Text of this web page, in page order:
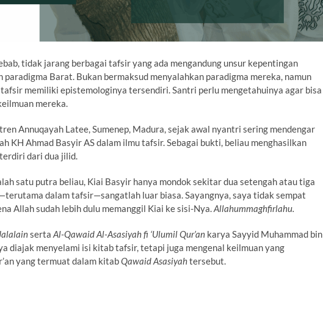
tidak jarang berbagai tafsir yang ada mengandung unsur kepentingan
Barat. Bukan bermaksud menyalahkan paradigma mereka, namun
memiliki epistemologinya tersendiri. Santri perlu mengetahuinya agar bisa
mereka.
Annuqayah Latee, Sumenep, Madura, sejak awal nyantri sering mendengar
KH Ahmad Basyir AS dalam ilmu tafsir. Sebagai bukti, beliau menghasilkan
dari dua jilid.
satu putra beliau, Kiai Basyir hanya mondok sekitar dua setengah atau tiga
dalam tafsir—sangatlah luar biasa. Sayangnya, saya tidak sempat
Allah sudah lebih dulu memanggil Kiai ke sisi-Nya.Allahummaghfirlahu.
serta Al-Qawaid Al-Asasiyah fi ‘Ulumil Qur’an karya Sayyid Muhammad bin
diajak menyelami isi kitab tafsir, tetapi juga mengenal keilmuan yang
yang termuat dalam kitabQawaid Asasiyahtersebut.